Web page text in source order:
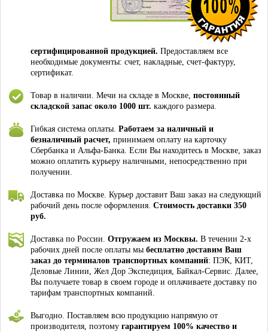
сертифицированной продукцией. Предоставляем все
необходимые документы: счет, накладные, счет-фактуру,
сертификат.
Товар в наличии. Мечи на складе в Москве, постоянный
складской запас около 1000 шт. каждого размера.
Гибкая система оплаты. Работаем за наличный и
безналичный расчет, принимаем оплату на карточку
Сбербанка и Альфа-Банка. Если Вы находитесь в Москве, заказ
можно оплатить курьеру наличными, непосредственно при
получении.
Доставка по Москве. Курьер доставит Ваш заказ на следующий
рабочий день после оформления. Стоимость доставки 350
руб.
Доставка по России. Отгружаем из Москвы. В течении 2-х
рабочих дней после оплаты мы бесплатно доставим Ваш
заказ до терминалов транспортных компаний: ПЭК, КИТ,
Деловые Линии, Жел Дор Экспедиция, Байкал-Сервис. Далее,
Вы получаете товар в своем городе и оплачиваете доставку по
тарифам транспортных компаний.
Выгодно. Поставляем всю продукцию напрямую от
производителя, поэтому гарантируем 100% качество и